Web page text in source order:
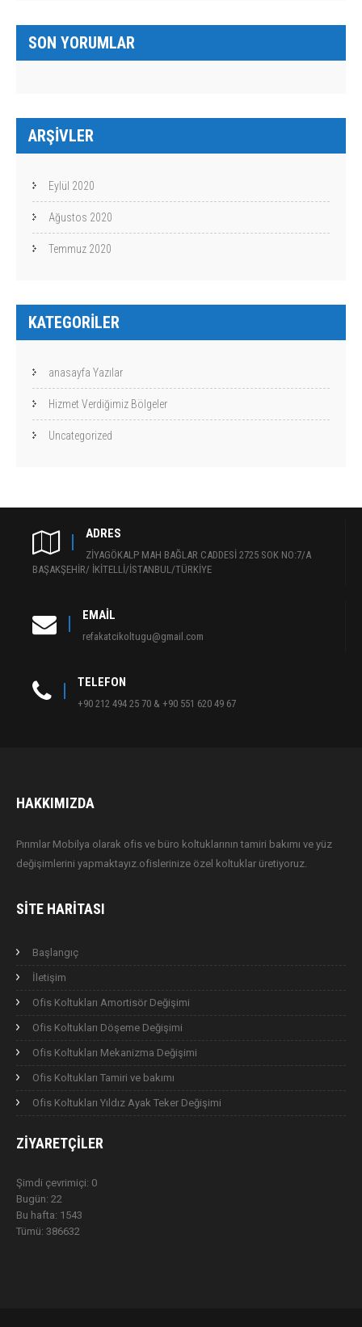
SON YORUMLAR
ARŞIVLER
Eylül 2020
Ağustos 2020
Temmuz 2020
KATEGORILER
anasayfa Yazılar
Hizmet Verdiğimiz Bölgeler
Uncategorized
ADRES
ZİYAGÖKALP MAH BAĞLAR CADDESİ 2725 SOK NO:7/A
BAŞAKŞEHİR/ İKİTELLİ/İSTANBUL/TÜRKİYE
EMAIL
refakatcikoltugu@gmail.com
TELEFON
+90 212 494 25 70 & +90 551 620 49 67
HAKKIMIZDA
Pırımlar Mobilya olarak ofis ve büro koltuklarının tamiri bakımı ve yüz
değişimlerini yapmaktayız.ofislerinize özel koltuklar üretiyoruz.
SITE HARITASI
Başlangıç
İletişim
Ofis Koltukları Amortisör Değişimi
Ofis Koltukları Döşeme Değişimi
Ofis Koltukları Mekanizma Değişimi
Ofis Koltukları Tamiri ve bakımı
Ofis Koltukları Yıldız Ayak Teker Değişimi
ZIYARETÇILER
Şimdi çevrimiçi: 0
Bugün: 22
Bu hafta: 1543
Tümü: 386632